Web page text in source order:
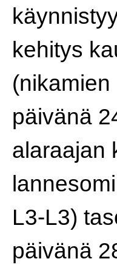
kehitys
päivänä
alaraajan
L3-L3)
päivänä